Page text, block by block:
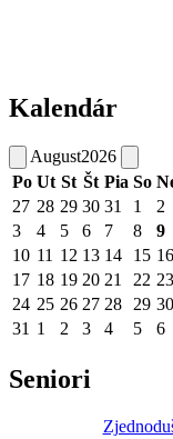
Kalendár
August2026
Po Ut St Št Pia So
27 28 29 30 31 1
2
3
4 5 6 7 8
9
10 11 12 13 14 15 16
17 18 19 20 21 22 23
24 25 26 27 28 29 30
31 1 2 3 4 5 6
Seniori